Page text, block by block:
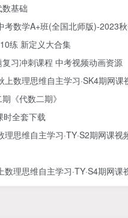
基础
考数学A+班(全国北师版)-2023
练 新定义大合集
复习冲刺课程 中考视频动画资源
数理思维自主学习·SK4期网课
《代数二期》
时全套下载
思维自主学习·TY·S2期网课视
理思维自主学习·TY·S4期网课